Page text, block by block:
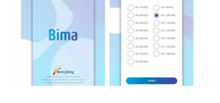
Kredit Usaha
Pinjaman Online
Broker Forex
Sekuritas Saham